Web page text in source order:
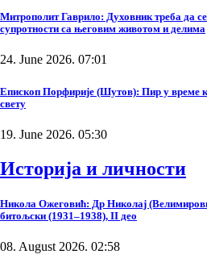
Митрополит Гаврило: Духовник треба да
супротности са његовим животом и делима
24. June 2026. 07:01
Епископ Порфирије (Шутов): Пир у време
свету
19. June 2026. 05:30
Историја и личности
Никола Ожеговић: Др Николај
битољски (1931–1938), II део
08. August 2026. 02:58